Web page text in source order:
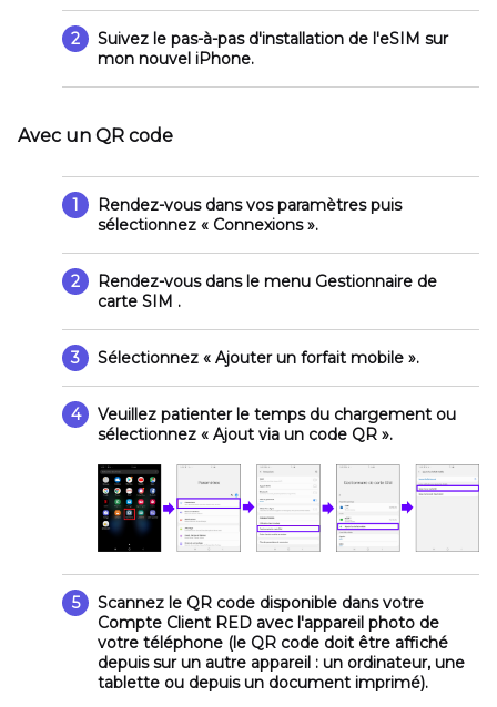
2
Suivez le pas-à-pas d'installation de l'eSIM sur
mon nouvel iPhone.
Avec un QR code
1
Rendez-vous dans vos paramètres puis
sélectionnez « Connexions ».
2 Rendez-vous dans le menu Gestionnaire de
carte SIM .
3 Sélectionnez « Ajouter un forfait mobile ».
4
Veuillez patienter le temps du chargement ou
sélectionnez « Ajout via un code QR ».
5
Scannez le QR code disponible dans votre
Compte Client RED avec l'appareil photo de
votre téléphone (le QR code doit être affiché
depuis sur un autre appareil : un ordinateur, une
tablette ou depuis un document imprimé).